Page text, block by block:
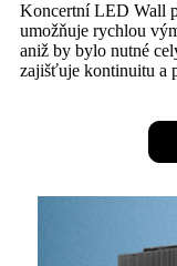
Koncertní LED Wall
umožňuje rychlou
aniž by bylo nutné
zajišťuje kontinuitu a